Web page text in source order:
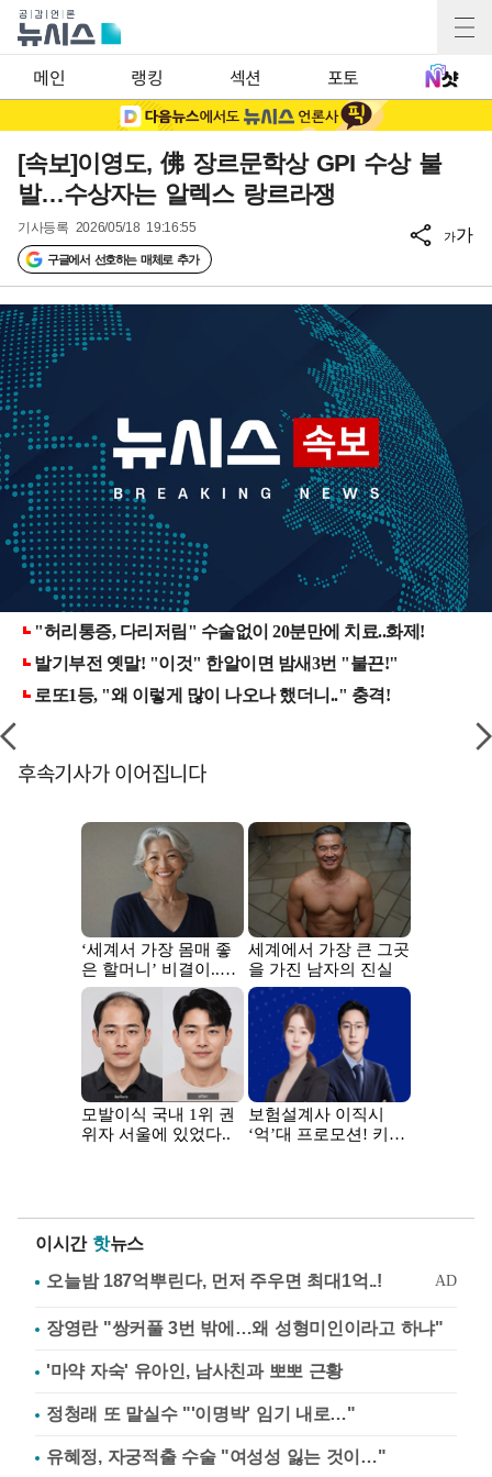
메인 랭킹 섹션 포토
[속보]이영도, 佛 장르문학상 GPI 수상 불
발…수상자는 알렉스 랑르라쟁
기사등록 2026/05/18 19:16:55
구글에서 선호하는 매체로 추가
가가
후속기사가 이어집니다
이시간 핫뉴스
장영란 "쌍커풀 3번 밖에…왜 성형미인이라고 하냐"
'마약 자숙' 유아인, 남사친과 뽀뽀 근황
정청래 또 말실수 "'이명박' 임기 내로…"
유혜정, 자궁적출 수술 "여성성 잃는 것이…"